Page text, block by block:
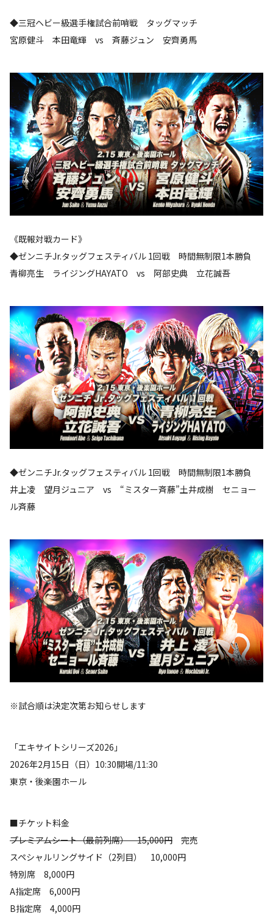
◆三冠ヘビー級選手権試合前哨戦 タッグマッチ
宮原健斗 本田竜輝 vs 斉藤ジュン 安齊勇馬
《既報対戦カード》
◆ゼンニチJr.タッグフェスティバル 1回戦 時間無制限1本勝負
青柳亮生 ライジングHAYATO vs 阿部史典 立花誠吾
◆ゼンニチJr.タッグフェスティバル 1回戦 時間無制限1本勝負
井上凌 望月ジュニア vs “ミスター斉藤”土井成樹 セニョー
ル斉藤
※試合順は決定次第お知らせします
「エキサイトシリーズ2026」
2026年2月15日（日）10:30開場/11:30
東京・後楽園ホール
■チケット料金
プレミアムシート（最前列席） 15,000円 完売
スペシャルリングサイド（2列目） 10,000円
特別席 8,000円
A指定席 6,000円
B指定席 4,000円